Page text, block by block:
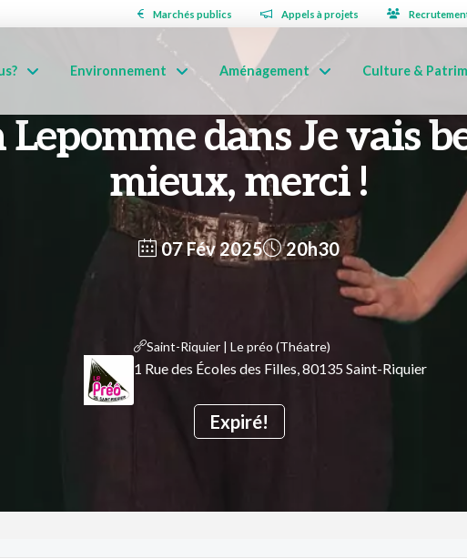
Marchés publics Appels à projets
Environnement Aménagement Culture &
dans Je vais
mieux, merci !
07 Fév 2025
Expiré!
20h30
Saint-Riquier | Le préo (Théatre)
1 Rue des Écoles des Filles, 80135 Saint-Riquier